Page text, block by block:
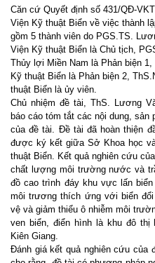
Căn cứ Quyết định số 431/QĐ-
Viện Kỹ thuật Biển về việc thành
gồm 5 thành viên do PGS.TS .
Viện Kỹ thuật Biển là Chủ tịch ,
Thủy lợi Miền Nam là Phản biện
Kỹ thuật Biển là Phản biện 2,
thuật Biển là ủy viên.
Chủ nhiệm đề tài, ThS. Lương
báo cáo tóm tắt các nội dung, sản
của đề tài. Đề tài đã hoàn thiện
được ký kết giữa Sở Khoa học
thuật Biển. Kết quả nghiên cứu
chất lượng môi trường nước và
đồ cao trình đáy khu vực lấn
môi trương thích ứng với biển
vệ và giảm thiểu ô nhiễm môi
ven biển, điển hình là khu đô thị
Kiên Giang.
Đánh giá kết quả nghiên cứu của